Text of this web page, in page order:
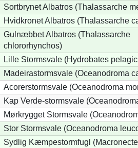
Sortbrynet Albatros (Thalassarche
Hvidkronet Albatros (Thalassarche
Gulnæbbet Albatros (Thalassarche
chlororhynchos)
Lille Stormsvale (Hydrobates
Madeirastormsvale (Oceanodroma
Acorerstormsvale (Oceanodroma
Kap Verde-stormsvale
Mørkrygget Stormsvale
Stor Stormsvale (Oceanodroma
Sydlig Kæmpestormfugl